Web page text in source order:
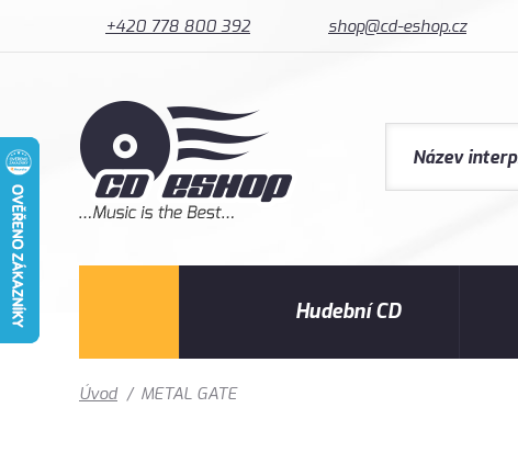
+420 778 800 392 shop@cd-eshop.cz
Hudební CD
Úvod / METAL GATE